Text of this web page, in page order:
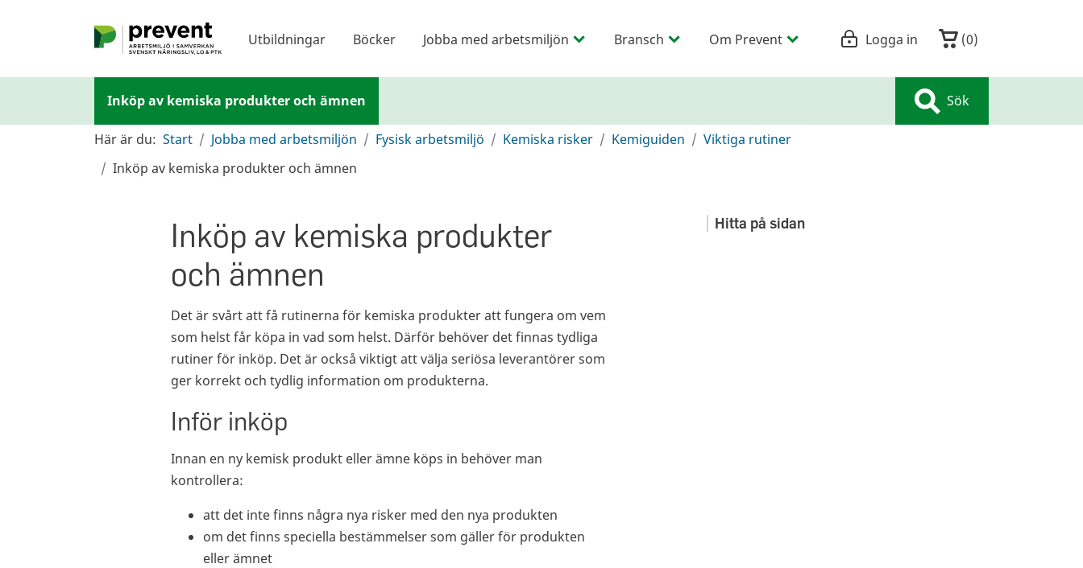
Hoppa till huvudinnehållet
Utbildningar Böcker Jobba med arbetsmiljön Bransch Om Prevent Logga in (0)
Inköp av kemiska produkter och ämnen Sök
Här är du: Start Jobba med arbetsmiljön Fysisk arbetsmiljö Kemiska risker Kemiguiden
Viktiga rutiner
Inköp av kemiska produkter och ämnen
Inköp av kemiska produkter
och ämnen
Det är svårt att få rutinerna för kemiska produkter att fungera om vem
som helst får köpa in vad som helst. Därför behöver det finnas tydliga
rutiner för inköp. Det är också viktigt att välja seriösa leverantörer som
ger korrekt och tydlig information om produkterna.
Inför inköp
Innan en ny kemisk produkt eller ämne köps in behöver man
kontrollera:
att det inte finns några nya risker med den nya produkten
om det finns speciella bestämmelser som gäller för produkten
eller ämnet
Hitta på sidan